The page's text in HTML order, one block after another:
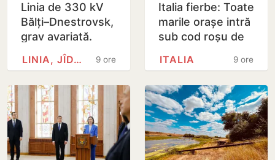
Linia de 330 kV
Bălți–Dnestrovsk,
grav avariată.
Restabilirea ar
putea dura peste
9 ore
LINIA, JÎDACIV
Italia fierbe: Toate
marile orașe intră
sub cod roșu de
9 ore
ITALIA